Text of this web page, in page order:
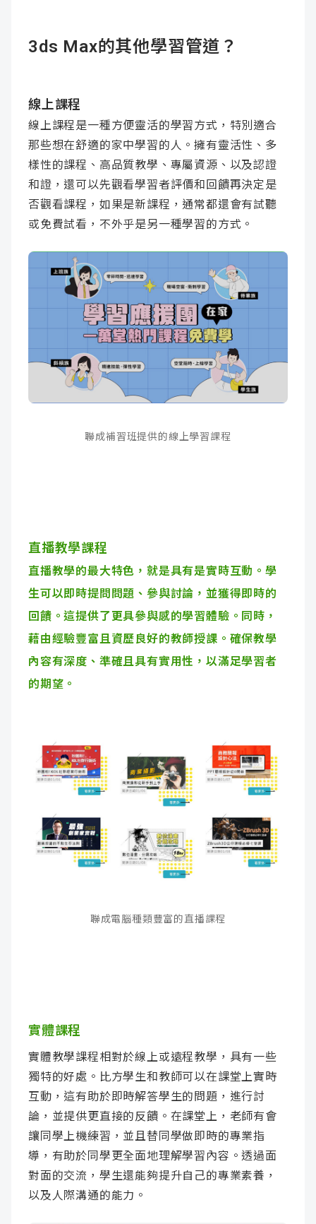
3ds Max的其他學習管道？
線上課程
線上課程是一種方便靈活的學習方式，特別適合
那些想在舒適的家中學習的人。擁有靈活性、多
樣性的課程、高品質教學、專屬資源、以及認證
和證，還可以先觀看學習者評價和回饋再決定是
否觀看課程，如果是新課程，通常都還會有試聽
或免費試看，不外乎是另一種學習的方式。
聯成補習班提供的線上學習課程
直播教學課程
直播教學的最大特色，就是具有是實時互動。學
生可以即時提問問題、參與討論，並獲得即時的
回饋。這提供了更具參與感的學習體驗。同時，
藉由經驗豐富且資歷良好的教師授課。確保教學
內容有深度、準確且具有實用性，以滿足學習者
的期望。
聯成電腦種類豐富的直播課程
實體課程
實體教學課程相對於線上或遠程教學，具有一些
獨特的好處。比方學生和教師可以在課堂上實時
互動，這有助於即時解答學生的問題，進行討
論，並提供更直接的反饋。在課堂上，老師有會
讓同學上機練習，並且替同學做即時的專業指
導，有助於同學更全面地理解學習內容。透過面
對面的交流，學生還能夠提升自己的專業素養，
以及人際溝通的能力。